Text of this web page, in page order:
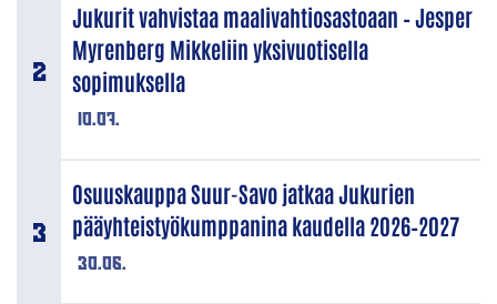
10.07.
Jukurit vahvistaa maalivahtiosastoaan – Jesper
Myrenberg Mikkeliin yksivuotisella
sopimuksella
30.06.
Osuuskauppa Suur-Savo jatkaa Jukurien
pääyhteistyökumppanina kaudella 2026–2027